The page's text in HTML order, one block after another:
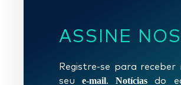
ASSINE
Registre-se para receber
seue-mail.Notícias do